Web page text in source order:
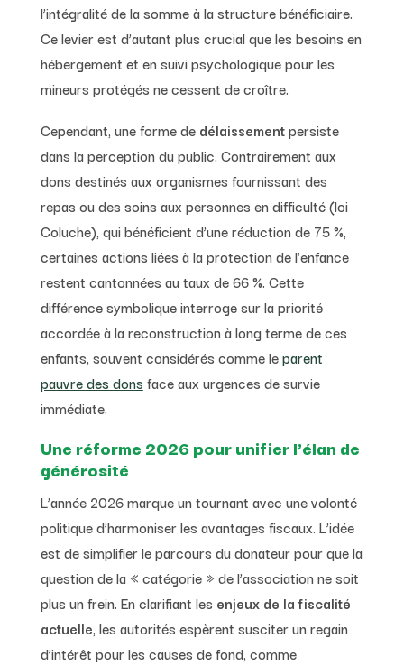
l’intégralité de la somme à la structure bénéficiaire.
Ce levier est d’autant plus crucial que les besoins en
hébergement et en suivi psychologique pour les
mineurs protégés ne cessent de croître.
Cependant, une forme de délaissementpersiste
dans la perception du public. Contrairement aux
dons destinés aux organismes fournissant des
repas ou des soins aux personnes en difficulté (loi
Coluche), qui bénéficient d’une réduction de 75 %,
certaines actions liées à la protection de l’enfance
restent cantonnées au taux de 66 %. Cette
différence symbolique interroge sur la priorité
accordée à la reconstruction à long terme de ces
enfants, souvent considérés comme leparent
pauvre des dons face aux urgences de survie
immédiate.
Une réforme 2026 pour unifier l’élan de
générosité
L’année 2026 marque un tournant avec une volonté
politique d’harmoniser les avantages fiscaux. L’idée
est de simplifier le parcours du donateur pour que la
question de la « catégorie » de l’association ne soit
plus un frein. En clarifiant les enjeux de la fiscalité
actuelle, les autorités espèrent susciter un regain
d’intérêt pour les causes de fond, comme